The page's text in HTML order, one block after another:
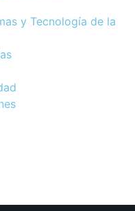
y Tecnología de la